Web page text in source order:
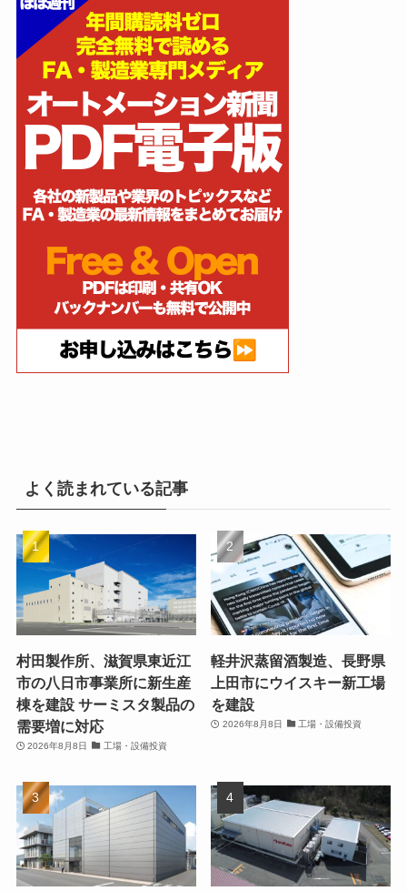
よく読まれている記事
村田製作所、滋賀県東近江
市の八日市事業所に新生産
棟を建設 サーミスタ製品の
需要増に対応
2026年8月8日 工場・設備投資
軽井沢蒸留酒製造、長野県
上田市にウイスキー新工場
を建設
2026年8月8日 工場・設備投資